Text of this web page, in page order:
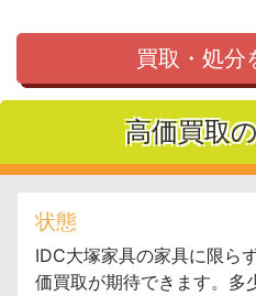
買取・処分
高価買取
状態
IDC大塚家具の家具に限ら
価買取が期待できます。多